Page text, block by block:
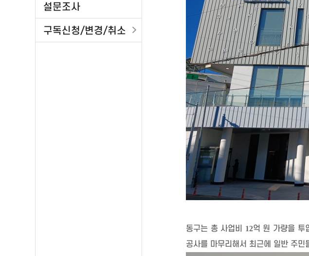
설문조사
구독신청/변경/취소
동구는 총 사업비 12억 원 가량을 투
공사를 마무리해서 최근에 일반 주민